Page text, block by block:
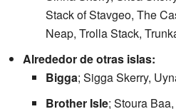
Stack of Stavgeo, The
Neap, Trolla Stack,
Alrededor de otras islas:
Bigga; Sigga Skerry,
Brother Isle; Stoura